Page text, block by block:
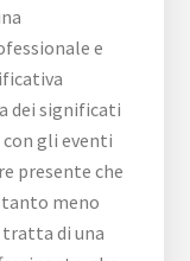
e
dei significati
gli eventi
presente che
tanto meno
tratta di una